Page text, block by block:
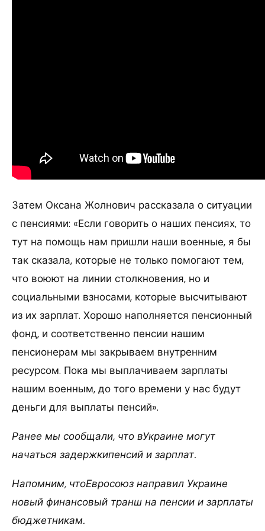
Затем Оксана Жолнович рассказала о ситуации
с пенсиями: «Если говорить о наших пенсиях, то
тут на помощь нам пришли наши военные, я бы
так сказала, которые не только помогают тем,
что воюют на линии столкновения, но и
социальными взносами, которые высчитывают
из их зарплат. Хорошо наполняется пенсионный
фонд, и соответственно пенсии нашим
пенсионерам мы закрываем внутренним
ресурсом. Пока мы выплачиваем зарплаты
нашим военным, до того времени у нас будут
деньги для выплаты пенсий».
Ранее мы сообщали, что вУкраине могут
начаться задержкипенсий и зарплат.
Напомним, чтоЕвросоюз направил Украине
новый финансовый транш на пенсии и зарплаты
бюджетникам.